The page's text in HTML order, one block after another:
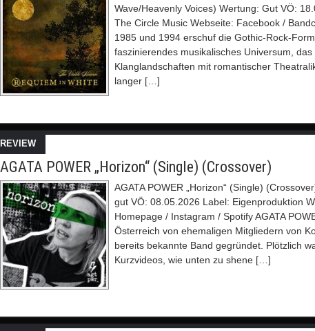
Wave/Heavenly Voices) Wertung: Gut VÖ:
The Circle Music Webseite: Facebook /
1985 und 1994 erschuf die Gothic-Rock-
faszinierendes musikalisches Universum, das
Klanglandschaften mit romantischer
langer […]
REVIEW
AGATA POWER „Horizon“ (Single) (Crossover)
AGATA POWER „Horizon“ (Single)
gut VÖ: 08.05.2026 Label: Eigenproduktion
Homepage / Instagram / Spotify AGATA
Österreich von ehemaligen Mitgliedern von
bereits bekannte Band gegründet. Plötzlich
Kurzvideos, wie unten zu shene […]